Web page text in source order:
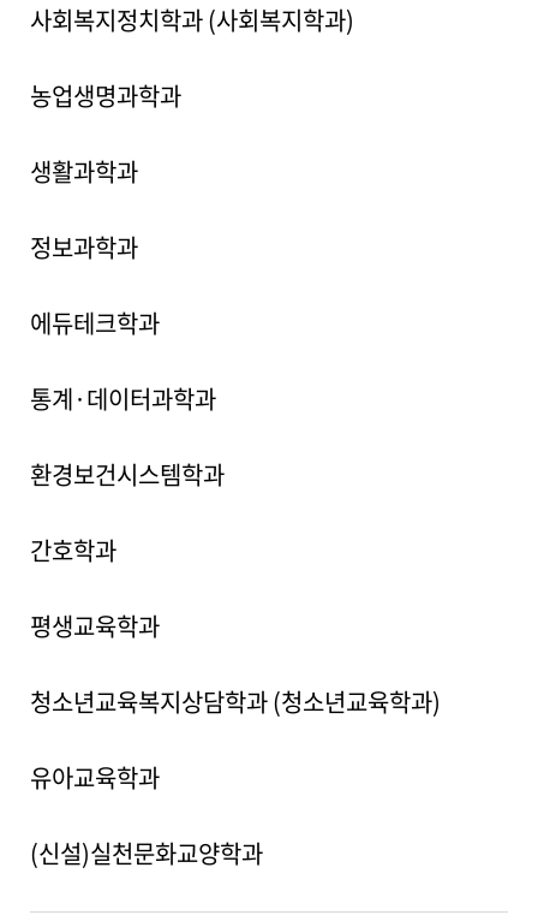
사회복지정치학과 (사회복지학과)
농업생명과학과
생활과학과
정보과학과
에듀테크학과
통계·데이터과학과
환경보건시스템학과
간호학과
평생교육학과
청소년교육복지상담학과 (청소년교육학과)
유아교육학과
(신설)실천문화교양학과